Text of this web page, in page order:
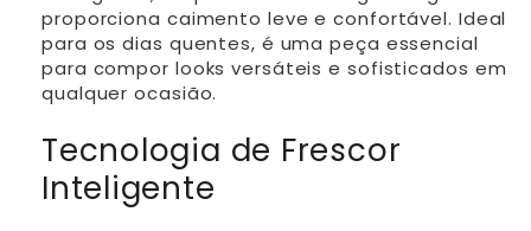
proporciona caimento leve e confortável. Ideal
para os dias quentes, é uma peça essencial
para compor looks versáteis e sofisticados em
qualquer ocasião.
Tecnologia de Frescor
Inteligente